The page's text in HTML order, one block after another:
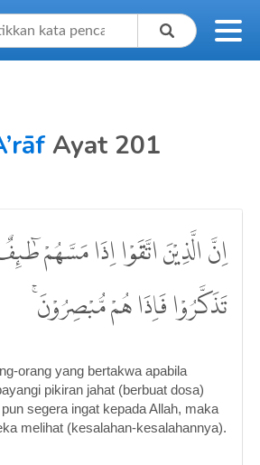
Ayat 201
اِنَّ الَّذِيْنَ اتَّقَوْا اِذَا مَسَّهُمْ
تَذَكَّرُوْا فَاِذَا هُمْ مُّبْصِرُوْنَۚ
orang yang bertakwa apabila
pikiran jahat (berbuat dosa)
segera ingat kepada Allah, maka
melihat (kesalahan-kesalahannya).